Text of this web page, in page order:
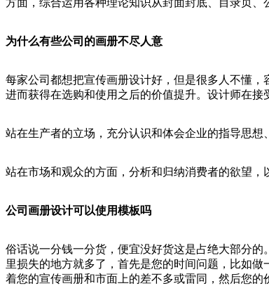
方面，综合运用各种理论知识从封面封底、目录页、
为什么有些公司的画册不尽人意
每家公司都想把宣传画册设计好，但是很多人不懂
进而获得在选购和使用之后的价值提升。设计师在
站在生产者的立场，充分认识和体会企业的指导思
站在市场和观众的方面，分析和归纳消费者的欲望
公司画册设计可以使用模板吗
俗话说一分钱一分货，便宜没好货这是占绝大部分
里损失的地方就多了，首先是您的时间问题，比如
着您的宣传画册和市面上的差不多或雷同，然后您